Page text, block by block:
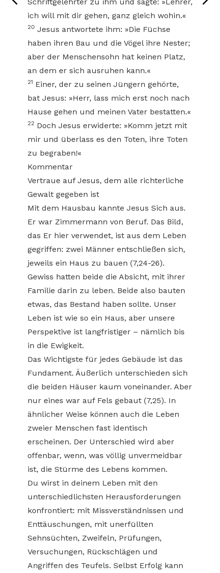
ich will mit dir gehen, ganz gleich wohin.«
20 Jesus antwortete ihm: »Die Füchse
haben ihren Bau und die Vögel ihre Nester;
aber der Menschensohn hat keinen Platz,
an dem er sich ausruhen kann.«
21 Einer, der zu seinen Jüngern gehörte,
bat Jesus: »Herr, lass mich erst noch nach
Hause gehen und meinen Vater bestatten.«
22 Doch Jesus erwiderte: »Komm jetzt mit
mir und überlass es den Toten, ihre Toten
zu begraben!«
Kommentar
Vertraue auf Jesus, dem alle richterliche
Gewalt gegeben ist
Mit dem Hausbau kannte Jesus Sich aus.
Er war Zimmermann von Beruf. Das Bild,
das Er hier verwendet, ist aus dem Leben
gegriffen: zwei Männer entschließen sich,
jeweils ein Haus zu bauen (7,24-26).
Gewiss hatten beide die Absicht, mit ihrer
Familie darin zu leben. Beide also bauten
etwas, das Bestand haben sollte. Unser
Leben ist wie so ein Haus, aber unsere
Perspektive ist langfristiger – nämlich bis
in die Ewigkeit.
Das Wichtigste für jedes Gebäude ist das
Fundament. Äußerlich unterschieden sich
die beiden Häuser kaum voneinander. Aber
nur eines war auf Fels gebaut (7,25). In
ähnlicher Weise können auch die Leben
zweier Menschen fast identisch
erscheinen. Der Unterschied wird aber
offenbar, wenn, was völlig unvermeidbar
ist, die Stürme des Lebens kommen.
Du wirst in deinem Leben mit den
unterschiedlichsten Herausforderungen
konfrontiert: mit Missverständnissen und
Enttäuschungen, mit unerfüllten
Sehnsüchten, Zweifeln, Prüfungen,
Versuchungen, Rückschlägen und
Angriffen des Teufels. Selbst Erfolg kann